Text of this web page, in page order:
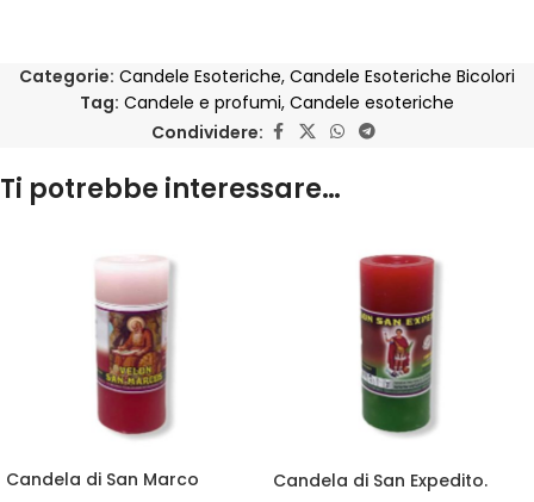
Categorie: Candele Esoteriche, Candele Esoteriche Bicolori
Tag: Candele e profumi, Candele esoteriche
Condividere:
Ti potrebbe interessare…
Candela di San Marco
Candela di San Expedito.